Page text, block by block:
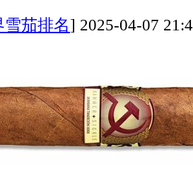
雪茄排名] 2025-04-07